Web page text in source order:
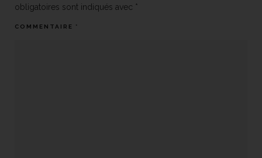
obligatoires sont indiqués avec *
COMMENTAIRE *